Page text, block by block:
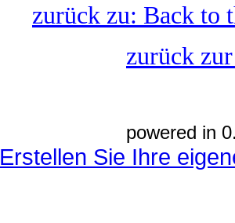
zurück zu: Back to
zurück
powered in
Erstellen Sie Ihre